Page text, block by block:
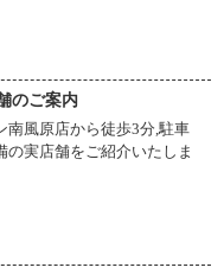
のご案内
南風原店から徒歩3分,駐車
の実店舗をご紹介いたしま